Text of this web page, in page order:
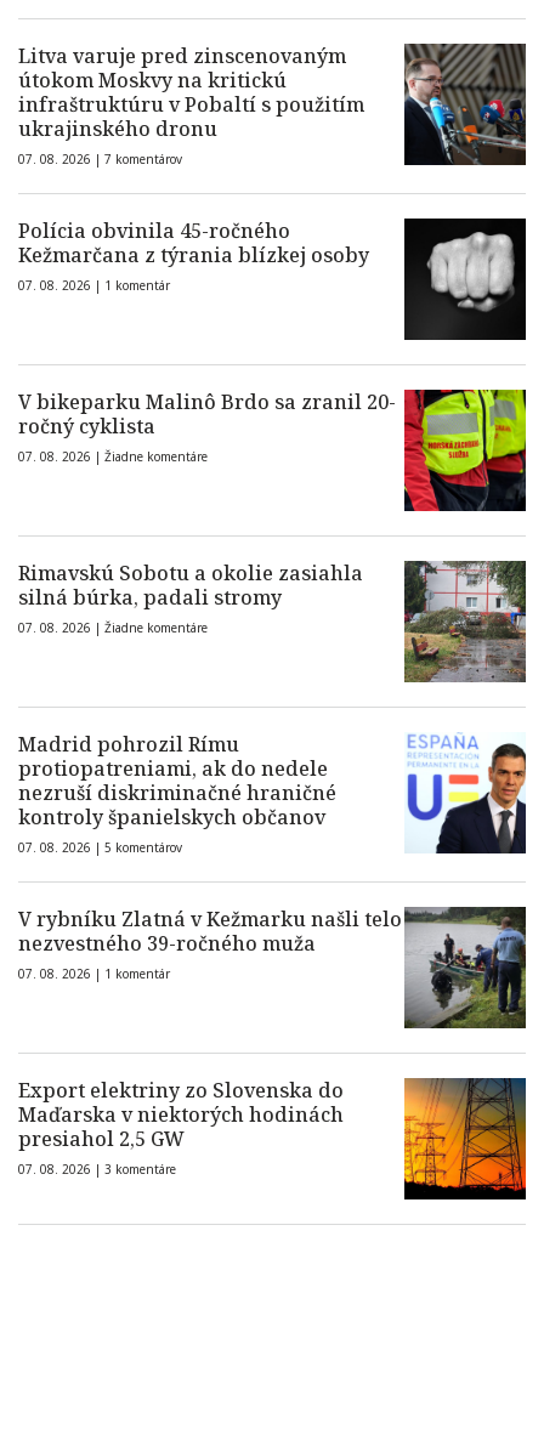
Litva varuje pred zinscenovaným
útokom Moskvy na kritickú
infraštruktúru v Pobaltí s použitím
ukrajinského dronu
07. 08. 2026 | 7 komentárov
Polícia obvinila 45-ročného
Kežmarčana z týrania blízkej osoby
07. 08. 2026 | 1 komentár
V bikeparku Malinô Brdo sa zranil 20-
ročný cyklista
07. 08. 2026 | Žiadne komentáre
Rimavskú Sobotu a okolie zasiahla
silná búrka, padali stromy
07. 08. 2026 | Žiadne komentáre
Madrid pohrozil Rímu
protiopatreniami, ak do nedele
nezruší diskriminačné hraničné
kontroly španielskych občanov
07. 08. 2026 | 5 komentárov
V rybníku Zlatná v Kežmarku našli telo
nezvestného 39-ročného muža
07. 08. 2026 | 1 komentár
Export elektriny zo Slovenska do
Maďarska v niektorých hodinách
presiahol 2,5 GW
07. 08. 2026 | 3 komentáre